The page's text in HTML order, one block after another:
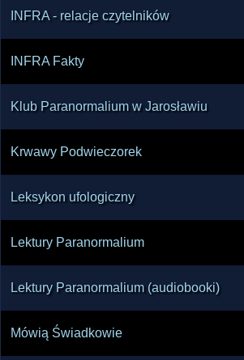
INFRA - relacje czytelników
INFRA Fakty
Klub Paranormalium w Jarosławiu
Krwawy Podwieczorek
Leksykon ufologiczny
Lektury Paranormalium
Lektury Paranormalium (audiobooki)
Mówią Świadkowie